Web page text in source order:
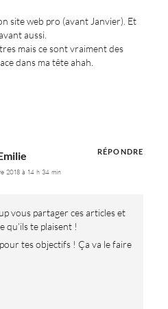
site web pro (avant Janvier). Et
aussi.
mais ce sont vraiment des
dans ma tête ahah.
2018 à 14 h 34 min
vous partager ces articles et
qu’ils te plaisent !
tes objectifs ! Ça va le faire
RÉPONDRE